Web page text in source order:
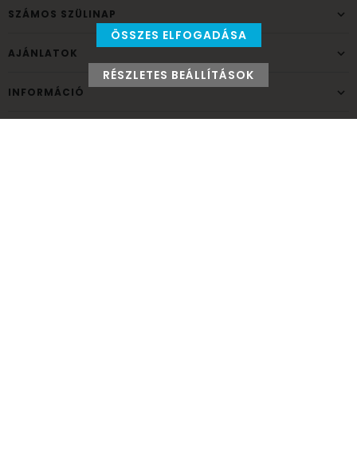
SZÁMOS SZÜLINAP
AJÁNLATOK
INFORMÁCIÓ
ÖSSZES ELFOGADÁSA
RÉSZLETES BEÁLLÍTÁSOK